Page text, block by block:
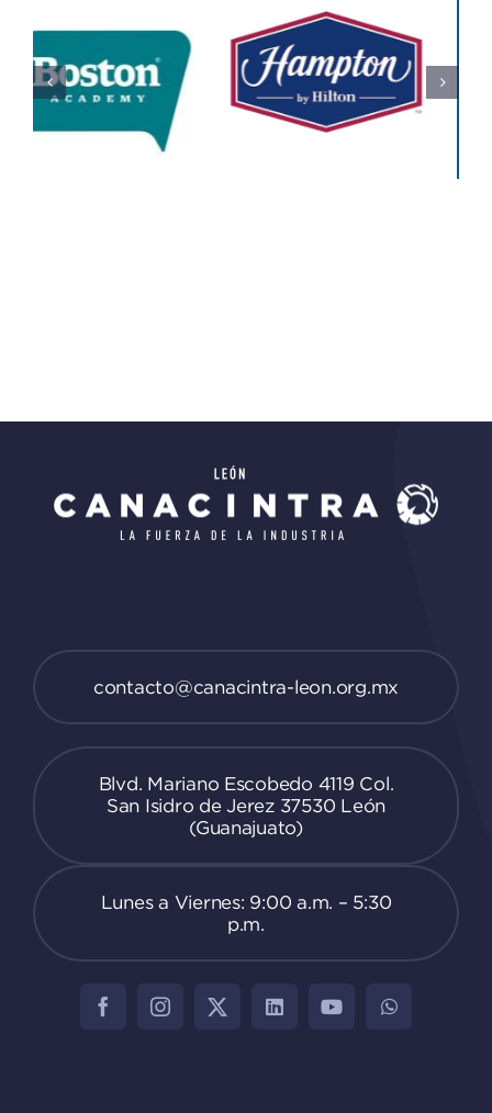
CAPACK
Del IECA
Educación Educativo
EXPLORA
(centro
De
contacto@canacintra-leon.org.mx
Blvd. Mariano Escobedo 4119 Col.
San Isidro de Jerez 37530 León
(Guanajuato)
Lunes a Viernes: 9:00 a.m. – 5:30
p.m.